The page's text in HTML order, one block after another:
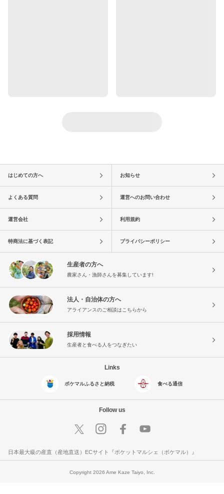
はじめての方へ お知らせ
よくある質問 運営へのお問い合わせ
運営会社 利用規約
特商法に基づく表記 プライバシーポリシー
生産者の方へ
農家さん・漁師さんを募集しています!
法人・自治体の方へ
アライアンスのご相談はこちらから
採用情報
生産者と食べる人をつなぎたい
Links
ポケマルふるさと納税 食べる通信
Follow us
日本最大級の産直（産地直送）ECサイト『ポケットマルシェ（ポケマル）』
Copyright 2026 Ame Kaze Taiyo, Inc.